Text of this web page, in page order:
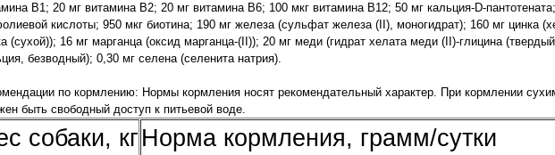
В1; 20 мг витамина В2; 20 мг витамина В6; 100 мкг витамина В12; 50 мг кальция-D-
кислоты; 950 мкг биотина; 190 мг железа (сульфат железа (II), моногидрат); 160 мг цинка
(сухой)); 16 мг марганца (оксид марганца-(II)); 20 мг меди (гидрат хелата меди (II)-глицина
безводный); 0,30 мг селена (селенита натрия).
по кормлению: Нормы кормления носят рекомендательный характер. При кормлении
быть свободный доступ к питьевой воде.
собаки, кгНорма кормления, грамм/сутки